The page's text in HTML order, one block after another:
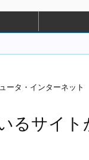
ータ・インターネット
るサイ